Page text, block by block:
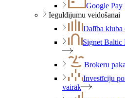
Google Pay
Ieguldījumu veidošanai
Dalība kluba
Signet Baltic
Brokeru
Investīciju
vairāk